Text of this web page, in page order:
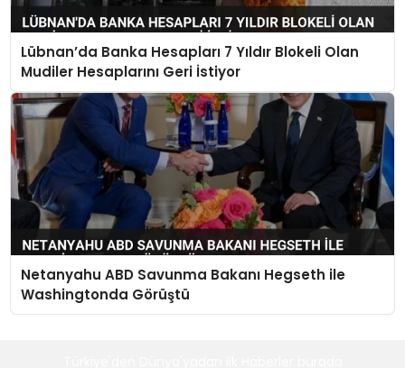
Lübnan’da Banka Hesapları 7 Yıldır Blokeli Olan
Mudiler Hesaplarını Geri İstiyor
Netanyahu ABD Savunma Bakanı Hegseth ile
Washingtonda Görüştü